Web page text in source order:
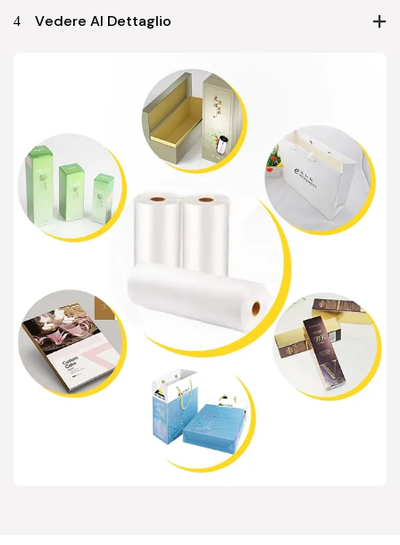
4 Vedere Al Dettaglio